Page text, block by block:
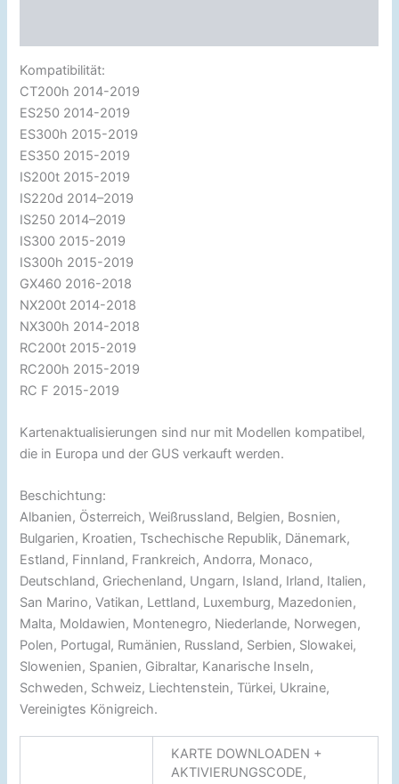
Kompatibilität:
CT200h 2014-2019
ES250 2014-2019
ES300h 2015-2019
ES350 2015-2019
IS200t 2015-2019
IS220d 2014–2019
IS250 2014–2019
IS300 2015-2019
IS300h 2015-2019
GX460 2016-2018
NX200t 2014-2018
NX300h 2014-2018
RC200t 2015-2019
RC200h 2015-2019
RC F 2015-2019
Kartenaktualisierungen sind nur mit Modellen kompatibel,
die in Europa und der GUS verkauft werden.
Beschichtung:
Albanien, Österreich, Weißrussland, Belgien, Bosnien,
Bulgarien, Kroatien, Tschechische Republik, Dänemark,
Estland, Finnland, Frankreich, Andorra, Monaco,
Deutschland, Griechenland, Ungarn, Island, Irland, Italien,
San Marino, Vatikan, Lettland, Luxemburg, Mazedonien,
Malta, Moldawien, Montenegro, Niederlande, Norwegen,
Polen, Portugal, Rumänien, Russland, Serbien, Slowakei,
Slowenien, Spanien, Gibraltar, Kanarische Inseln,
Schweden, Schweiz, Liechtenstein, Türkei, Ukraine,
Vereinigtes Königreich.
KARTE DOWNLOADEN +
AKTIVIERUNGSCODE,